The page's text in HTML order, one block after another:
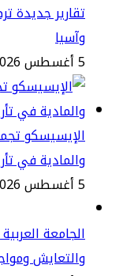
جديدة ترصد
تجمع خبراء
في تأريخ
العربية
ومواجهة